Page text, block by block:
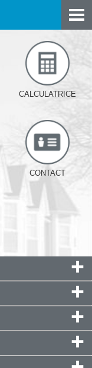
CALCULATRICE
CONTACT